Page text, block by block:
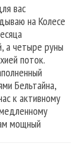
вас
на Колесе
а четыре руны
поток.
Бельтайна,
к активному
мощный